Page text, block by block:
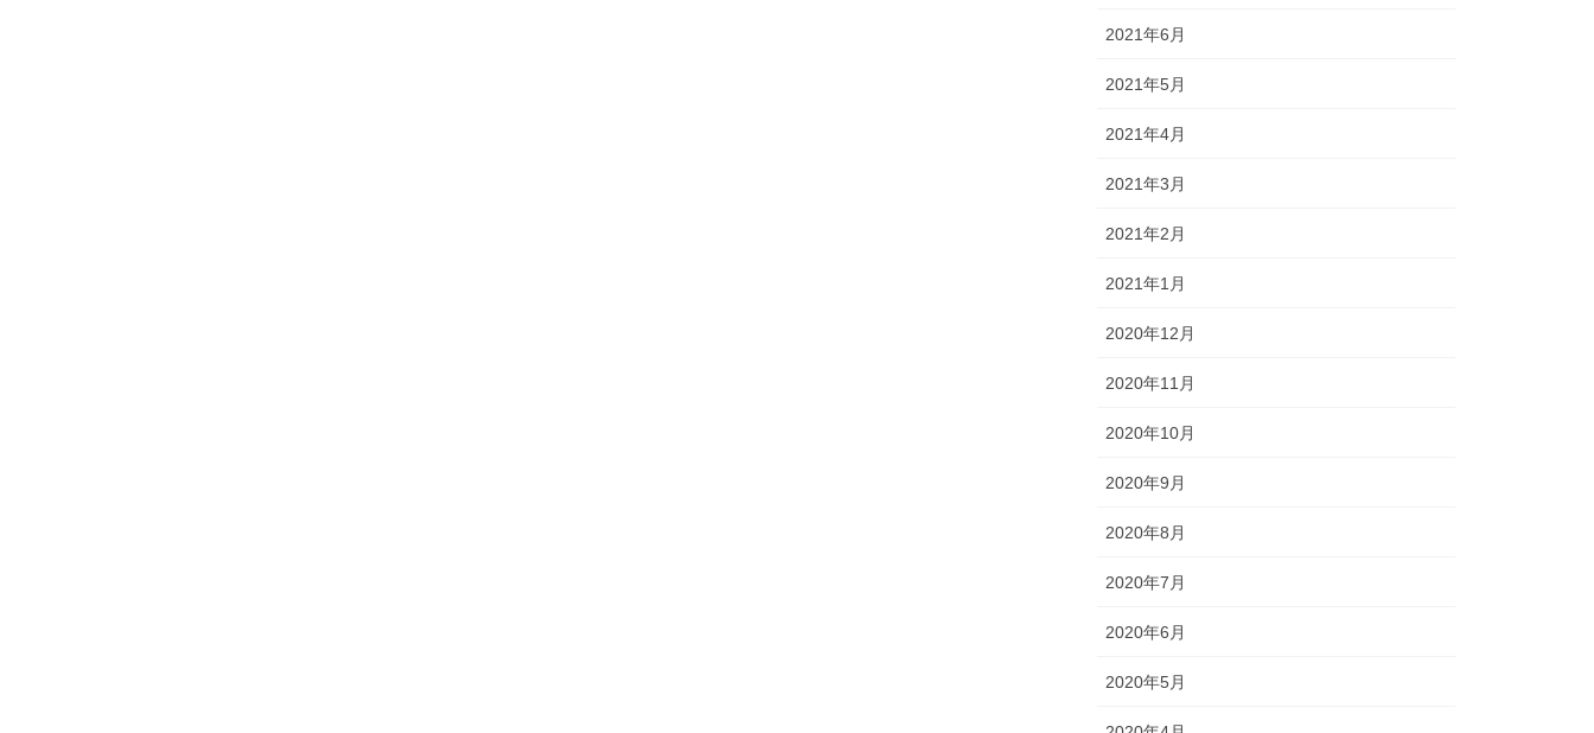
2021年6月
2021年5月
2021年4月
2021年3月
2021年2月
2021年1月
2020年12月
2020年11月
2020年10月
2020年9月
2020年8月
2020年7月
2020年6月
2020年5月